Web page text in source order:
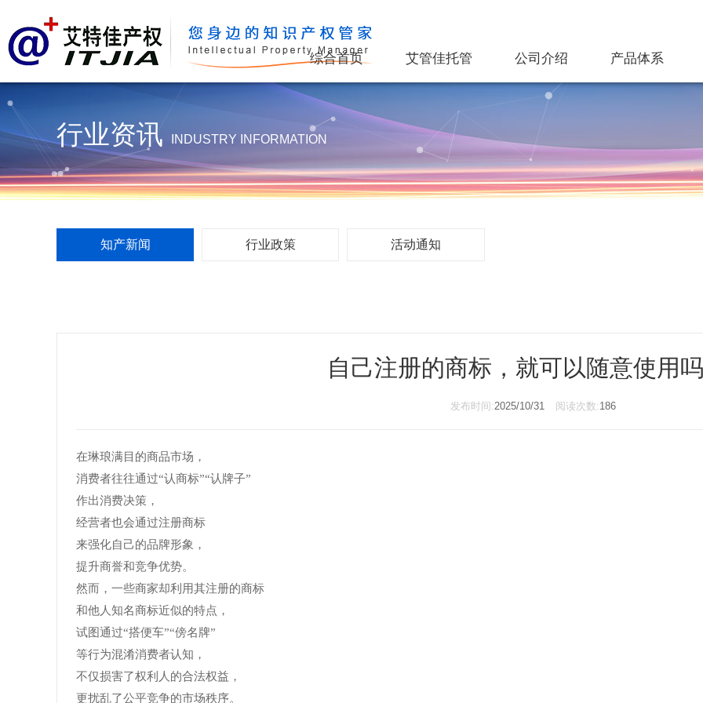
综合首页 艾管佳托管 公司介绍 产品体系
行业资讯 INDUSTRY INFORMATION
知产新闻 行业政策 活动通知
自己注册的商标，就可以随意使用
发布时间:2025/10/31 阅读次数: 186
在琳琅满目的商品市场，
消费者往往通过“认商标”“认牌子”
作出消费决策，
经营者也会通过注册商标
来强化自己的品牌形象，
提升商誉和竞争优势。
然而，一些商家却利用其注册的商标
和他人知名商标近似的特点，
试图通过“搭便车”“傍名牌”
等行为混淆消费者认知，
不仅损害了权利人的合法权益，
更扰乱了公平竞争的市场秩序。